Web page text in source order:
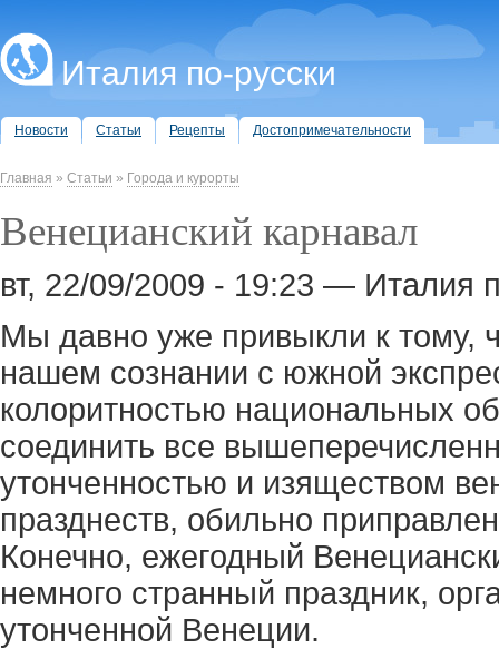
Италия по-русски
Новости Статьи Рецепты Достопримечательности
Главная » Статьи » Города и курорты
Венецианский карнавал
вт, 22/09/2009 - 19:23 — Италия
Мы давно уже привыкли к тому,
нашем сознании с южной
колоритностью национальных
соединить все
утонченностью и изяществом
празднеств, обильно
Конечно, ежегодный
немного странный праздник,
утонченной Венеции.